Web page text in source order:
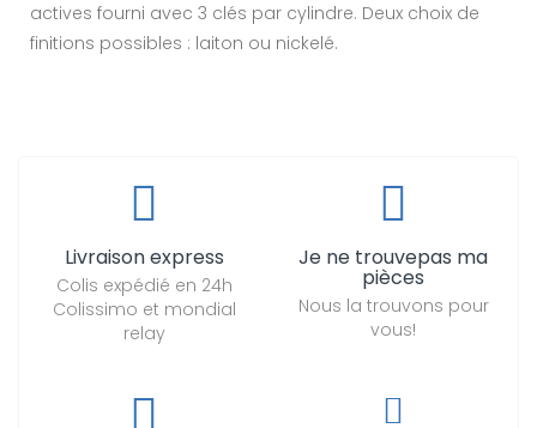
actives fourni avec 3 clés par cylindre. Deux choix de
finitions possibles : laiton ou nickelé.
Livraison express
Colis expédié en 24h
Colissimo et mondial
relay
Je ne trouvepas ma
pièces
Nous la trouvons pour
vous!